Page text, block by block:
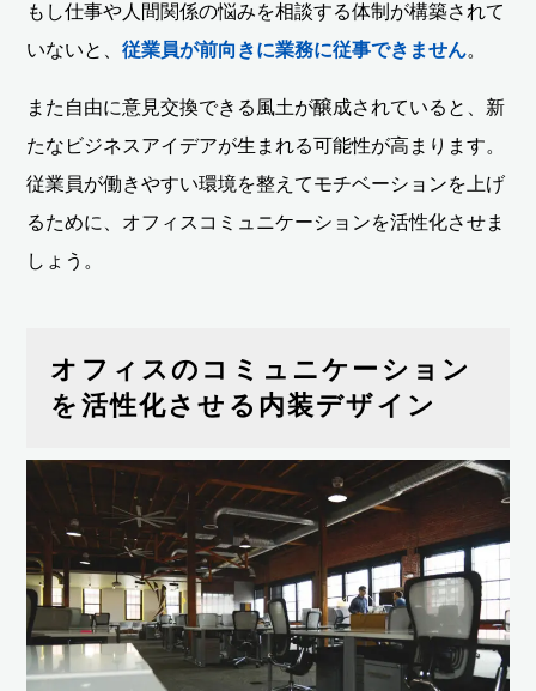
もし仕事や人間関係の悩みを相談する体制が構築されて
いないと、従業員が前向きに業務に従事できません。
また自由に意見交換できる風土が醸成されていると、新
たなビジネスアイデアが生まれる可能性が高まります。
従業員が働きやすい環境を整えてモチベーションを上げ
るために、オフィスコミュニケーションを活性化させま
しょう。
オフィスのコミュニケーション
を活性化させる内装デザイン